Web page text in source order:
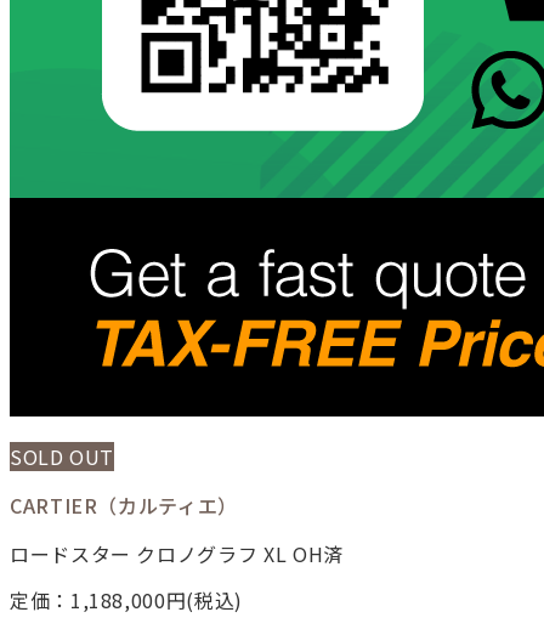
SOLD OUT
CARTIER（カルティエ）
ロードスター クロノグラフ XL OH済
定価：1,188,000円(税込)